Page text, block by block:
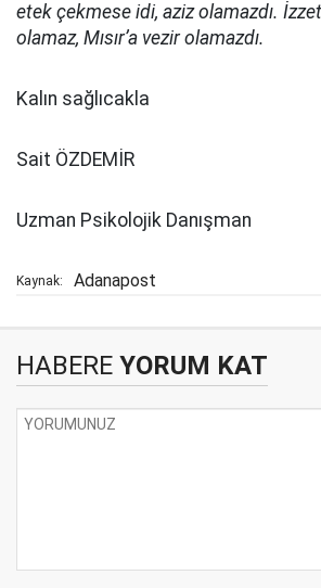
etek çekmese idi, aziz olamazdı.
olamaz, Mısır’a vezir olamazdı.
Kalın sağlıcakla
Sait ÖZDEMİR
Uzman Psikolojik Danışman
Kaynak: Adanapost
HABERE YORUM KAT